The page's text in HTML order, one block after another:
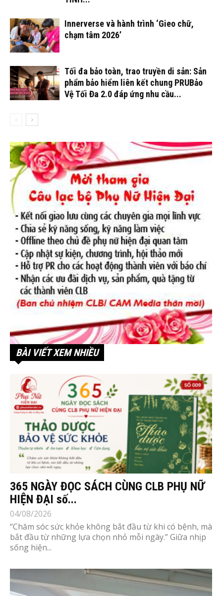
Innerverse và hành trình ‘Gieo chữ,
chạm tâm 2026’
Tối đa bảo toàn, trao truyền di sản: Sản
phẩm bảo hiểm liên kết chung PRUBảo
Vệ Tối Đa 2.0 đáp ứng nhu cầu...
BÀI VIẾT XEM NHIỀU
365 NGÀY ĐỌC SÁCH CÙNG CLB PHỤ NỮ
HIỆN ĐẠI số...
04/08/2026
“Chăm sóc sức khỏe không bắt đầu từ khi có bệnh, mà
bắt đầu từ những lựa chọn nhỏ mỗi ngày.” Giữa nhịp
sống hiện...